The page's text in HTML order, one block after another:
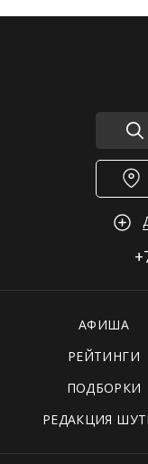
АФИША
РЕЙТИНГИ
ПОДБОРКИ
РЕДАКЦИЯ